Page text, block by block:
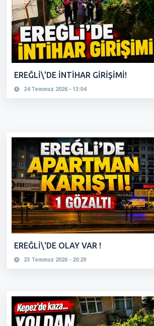
EREĞLİ\'DE İNTİHAR GİRİŞİMİ!
24 Temmuz 2026 - 13:04
EREĞLİ\'DE OLAY VAR !
23 Temmuz 2026 - 20:29